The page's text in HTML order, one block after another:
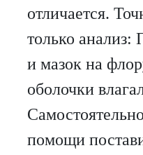
отличается.
только
и мазок на
оболочки
помощи